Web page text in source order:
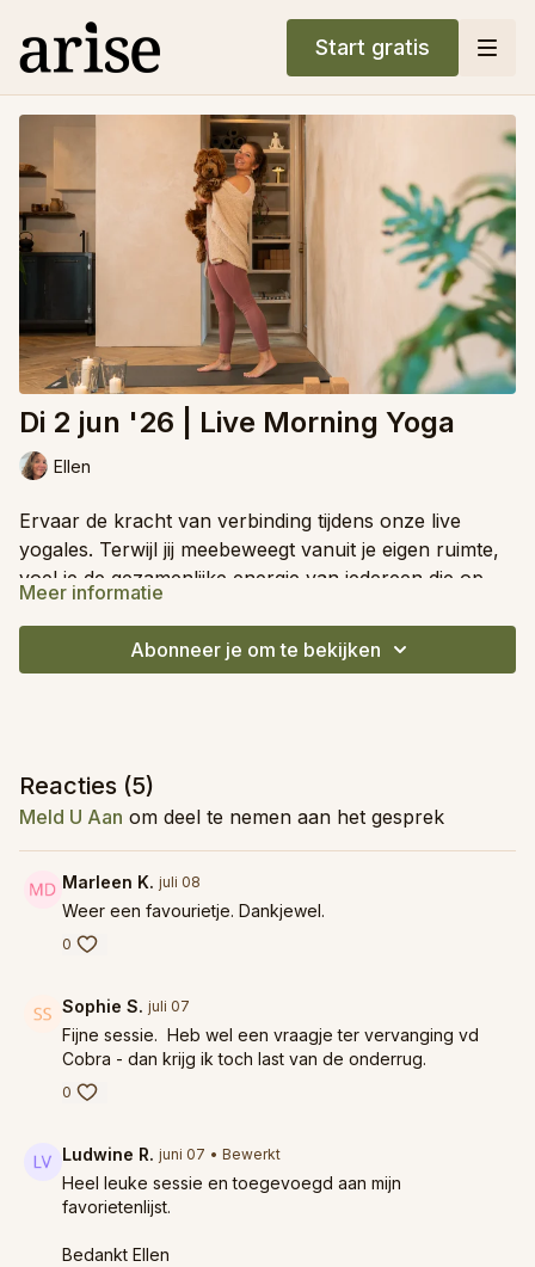
Start gratis
Di 2 jun '26 | Live Morning Yoga
Ellen
Ervaar de kracht van verbinding tijdens onze live
yogales. Terwijl jij meebeweegt vanuit je eigen ruimte,
voel je de gezamenlijke energie van iedereen die op
hetzelfde moment ademt, strekt en tot rust komt.
De sessie duurt 30 minuten en is geschikt voor alle
niveaus — van beginnende yogi tot ervaren
beoefenaar. Je hebt geen specifieke benodigdheden
Meer informatie
Abonneer je om te bekijken
Reacties (5)
Meld U Aan om deel te nemen aan het gesprek
Marleen K. juli 08
Weer een favourietje. Dankjewel.
0
Sophie S. juli 07
Fijne sessie. Heb wel een vraagje ter vervanging vd
Cobra - dan krijg ik toch last van de onderrug.
0
Ludwine R. juni 07 • Bewerkt
Heel leuke sessie en toegevoegd aan mijn
favorietenlijst.
Bedankt Ellen